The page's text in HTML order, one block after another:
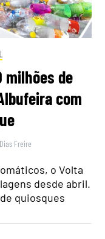
milhões de
com
Freire
o Volta
desde abril.
quiosques